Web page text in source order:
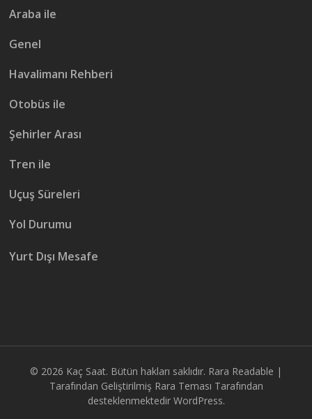
Araba ile
Genel
Havalimanı Rehberi
Otobüs ile
Şehirler Arası
Tren ile
Uçuş Süreleri
Yol Durumu
Yurt Dışı Mesafe
© 2026 Kaç Saat. Bütün hakları saklıdır. Rara Readable |
Tarafından Geliştirilmiş Rara Teması Tarafından
desteklenmektedir WordPress.